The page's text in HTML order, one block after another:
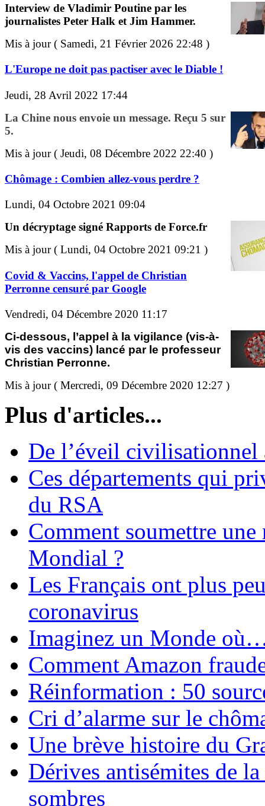
Interview de Vladimir Poutine par les
journalistes Peter Halk et Jim Hammer.
Mis à jour ( Samedi, 21 Février 2026 22:48 )
L'Europe ne doit pas pactiser avec le Diable !
Jeudi, 28 Avril 2022 17:44
La Chine nous envoie un message. Reçu 5 sur
5.
Mis à jour ( Jeudi, 08 Décembre 2022 22:40 )
Chômage : Combien allez-vous perdre ?
Lundi, 04 Octobre 2021 09:04
Un décryptage signé Rapports de Force.fr
Mis à jour ( Lundi, 04 Octobre 2021 09:21 )
Covid & Vaccins, l'appel de Christian
Perronne censuré par Google
Vendredi, 04 Décembre 2020 11:17
Ci-dessous, l’appel à la vigilance (vis-à-
vis des vaccins) lancé par le professeur
Christian Perronne.
Mis à jour ( Mercredi, 09 Décembre 2020 12:27 )
Plus d'articles...
De l’éveil
Ces départements qui
du RSA
Comment soumettre
Mondial ?
Les Français ont plus
coronavirus
Imaginez un Monde
Comment Amazon
Réinformation : 50
Cri d’alarme sur le
Une brève histoire du
Dérives antisémites de
sombres